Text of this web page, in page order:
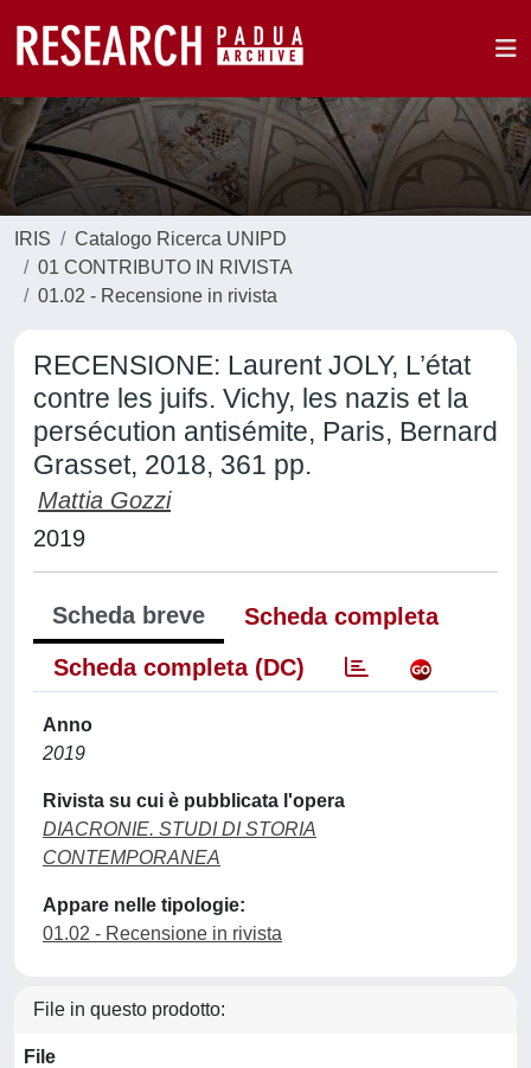
IRIS
Catalogo Ricerca UNIPD
01 CONTRIBUTO IN RIVISTA
01.02 - Recensione in rivista
RECENSIONE: Laurent JOLY, L’état
contre les juifs. Vichy, les nazis et la
persécution antisémite, Paris, Bernard
Grasset, 2018, 361 pp.
Mattia Gozzi
2019
Scheda breve
Scheda completa
Scheda completa (DC)
Anno
2019
Rivista su cui è pubblicata l'opera
DIACRONIE. STUDI DI STORIA
CONTEMPORANEA
Appare nelle tipologie:
01.02 - Recensione in rivista
File in questo prodotto:
File